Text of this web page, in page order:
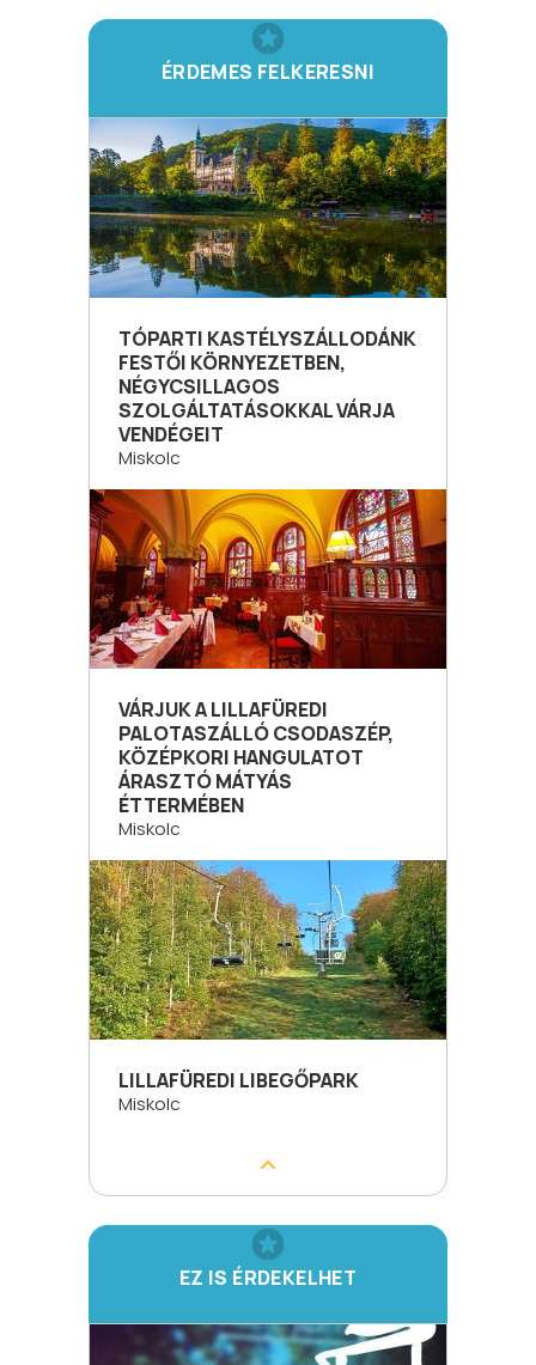
ÉRDEMES FELKERESNI
TÓPARTI KASTÉLYSZÁLLODÁNK
FESTŐI KÖRNYEZETBEN,
NÉGYCSILLAGOS
SZOLGÁLTATÁSOKKAL VÁRJA
VENDÉGEIT
Miskolc
VÁRJUK A LILLAFÜREDI
PALOTASZÁLLÓ CSODASZÉP,
KÖZÉPKORI HANGULATOT
ÁRASZTÓ MÁTYÁS
ÉTTERMÉBEN
Miskolc
LILLAFÜREDI LIBEGŐPARK
Miskolc
EZ IS ÉRDEKELHET